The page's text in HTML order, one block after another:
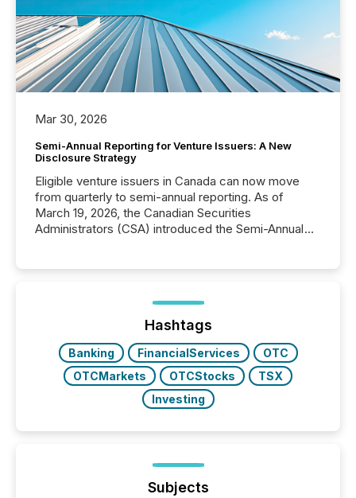
Mar 30, 2026
Semi-Annual Reporting for Venture Issuers: A New
Disclosure Strategy
Eligible venture issuers in Canada can now move
from quarterly to semi-annual reporting. As of
March 19, 2026, the Canadian Securities
Administrators (CSA) introduced the Semi-Annual
optionally skip first and third quarter financial filings .
This reduces overall reporting burdens and costs. It
also...
Hashtags
Banking FinancialServices
OTC
OTCMarkets
OTCStocks
TSX
Investing
Subjects